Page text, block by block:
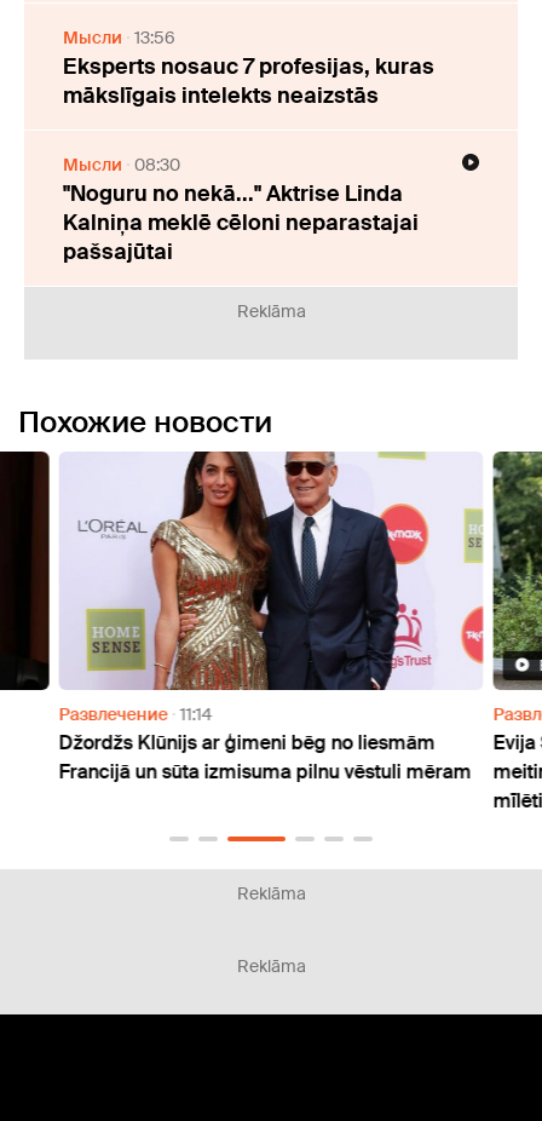
Мысли 13:56
Eksperts nosauc 7 profesijas, kuras
mākslīgais intelekts neaizstās
Мысли 08:30
"Noguru no nekā..." Aktrise Linda
Kalniņa meklē cēloni neparastajai
pašsajūtai
Reklāma
Похожие новости
Развлечение 11:14
Džordžs Klūnijs ar ģimeni bēg no liesmām
Francijā un sūta izmisuma pilnu vēstuli mēram
Evija
Reklāma
Reklāma